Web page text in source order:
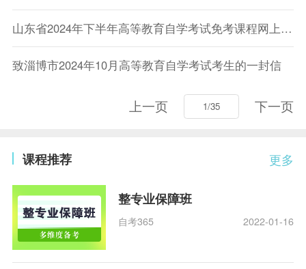
山东省2024年下半年高等教育自学考试免考课程网上申请考生须知
致淄博市2024年10月高等教育自学考试考生的一封信
上一页 下一页
更多
课程推荐
整专业保障班
自考365 2022-01-16